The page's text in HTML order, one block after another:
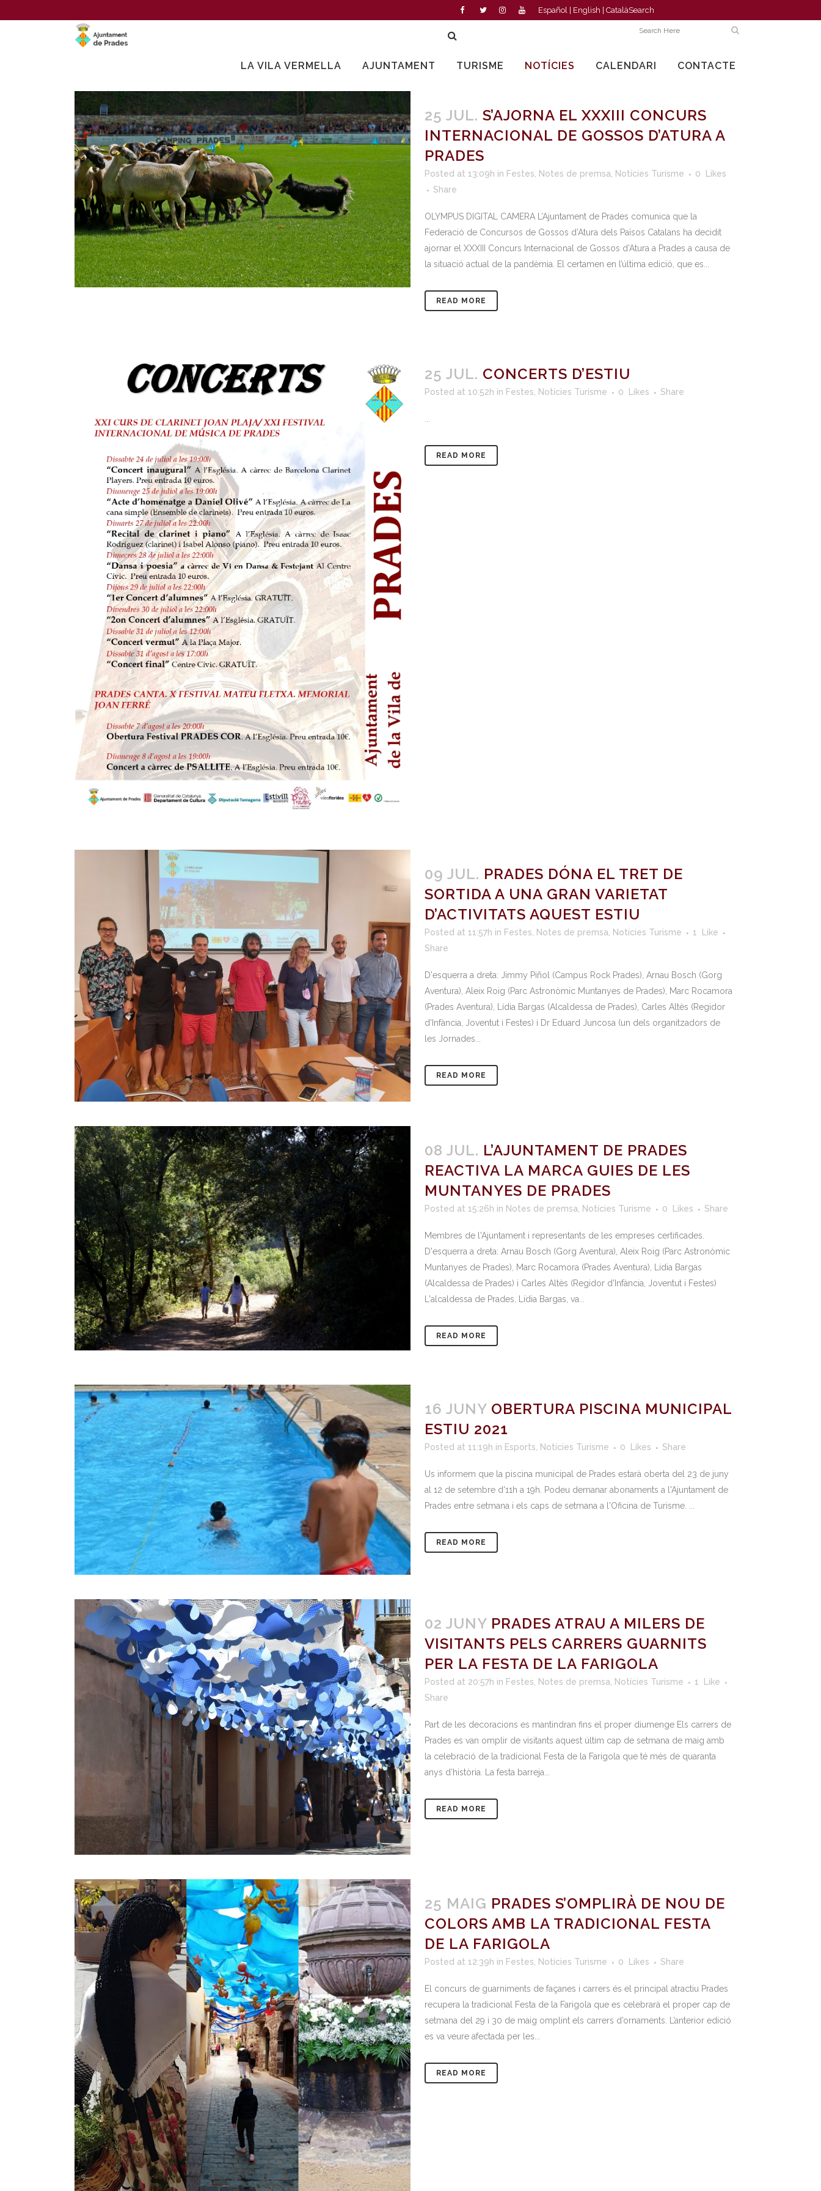
Español English CatalàSearch
LA VILA VERMELLA AJUNTAMENT TURISME NOTÍCIES CALENDARI CONTACTE
25 JUL. S’AJORNA EL XXXIII CONCURS
INTERNACIONAL DE GOSSOS D’ATURA A
PRADES
Posted at 13:09h in Festes Notes de premsa Notícies Turisme 0
Likes
Share
OLYMPUS DIGITAL CAMERA L’Ajuntament de Prades comunica que la
Federació de Concursos de Gossos d’Atura dels Països Catalans ha decidit
ajornar el XXXIII Concurs Internacional de Gossos d’Atura a Prades a causa de
la situació actual de la pandèmia. El certamen en l’última edició, que es...
READ MORE
25 JUL. CONCERTS D’ESTIU
Posted at 10:52h in Festes Notícies Turisme 0 Likes Share
READ MORE
09 JUL. PRADES DÓNA EL TRET DE
SORTIDA A UNA GRAN VARIETAT
D’ACTIVITATS AQUEST ESTIU
Posted at 11:57h in Festes Notes de premsa Notícies Turisme 1
Like
Share
D'esquerra a dreta: Jimmy Piñol (Campus Rock Prades), Arnau Bosch (Gorg
Aventura), Aleix Roig (Parc Astronòmic Muntanyes de Prades), Marc Rocamora
(Prades Aventura), Lídia Bargas (Alcaldessa de Prades), Carles Altès (Regidor
d'Infància, Joventut i Festes) i Dr Eduard Juncosa (un dels organitzadors de
les Jornades...
READ MORE
08 JUL. L’AJUNTAMENT DE PRADES
REACTIVA LA MARCA GUIES DE LES
MUNTANYES DE PRADES
Posted at 15:26h in Notes de premsa Notícies Turisme 0 Likes Share
Membres de l'Ajuntament i representants de les empreses certificades.
D'esquerra a dreta: Arnau Bosch (Gorg Aventura), Aleix Roig (Parc Astronòmic
Muntanyes de Prades), Marc Rocamora (Prades Aventura), Lídia Bargas
(Alcaldessa de Prades) i Carles Altès (Regidor d'Infància, Joventut i Festes)
L'alcaldessa de Prades, Lídia Bargas, va...
READ MORE
16 JUNY OBERTURA PISCINA MUNICIPAL
ESTIU 2021
Posted at 11:19h in Esports Notícies Turisme 0 Likes Share
Us informem que la piscina municipal de Prades estarà oberta del 23 de juny
al 12 de setembre d'11h a 19h. Podeu demanar abonaments a l'Ajuntament de
Prades entre setmana i els caps de setmana a l'Oficina de Turisme. ...
READ MORE
02 JUNY PRADES ATRAU A MILERS DE
VISITANTS PELS CARRERS GUARNITS
PER LA FESTA DE LA FARIGOLA
Posted at 20:57h in Festes, Notes de premsa, Notícies Turisme 1
Like
Share
Part de les decoracions es mantindran fins el proper diumenge Els carrers de
Prades es van omplir de visitants aquest últim cap de setmana de maig amb
la celebració de la tradicional Festa de la Farigola que té més de quaranta
anys d’història. La festa barreja...
READ MORE
25 MAIG PRADES S’OMPLIRÀ DE NOU DE
COLORS AMB LA TRADICIONAL FESTA
DE LA FARIGOLA
Posted at 12:39h in Festes Notícies Turisme 0 Likes Share
El concurs de guarniments de façanes i carrers és el principal atractiu Prades
recupera la tradicional Festa de la Farigola que es celebrarà el proper cap de
setmana del 29 i 30 de maig omplint els carrers d’ornaments. L’anterior edició
es va veure afectada per les...
READ MORE